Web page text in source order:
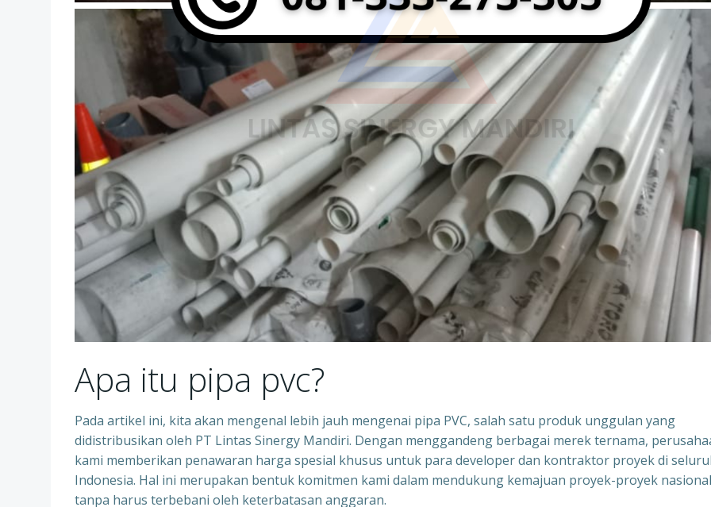
Apa itu pipa pvc?
Pada artikel ini, kita akan mengenal lebih jauh mengenai pipa PVC, salah satu produk unggulan yang
didistribusikan oleh PT Lintas Sinergy Mandiri. Dengan menggandeng berbagai merek ternama,
kami memberikan penawaran harga spesial khusus untuk para developer dan kontraktor proyek di
Indonesia. Hal ini merupakan bentuk komitmen kami dalam mendukung kemajuan proyek-proyek
tanpa harus terbebani oleh keterbatasan anggaran.